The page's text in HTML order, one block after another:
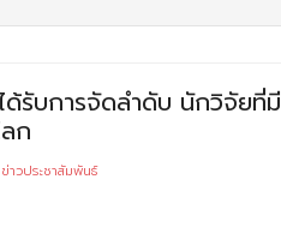
รับการจัดลำดับ นักวิจัยที่มี
ก
ข่าวประชาสัมพันธ์